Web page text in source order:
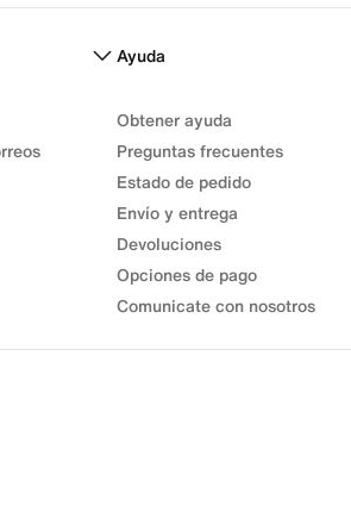
Ayuda
Obtener ayuda
Preguntas frecuentes
Estado de pedido
Envío y entrega
Devoluciones
Opciones de pago
Comunicate con nosotros